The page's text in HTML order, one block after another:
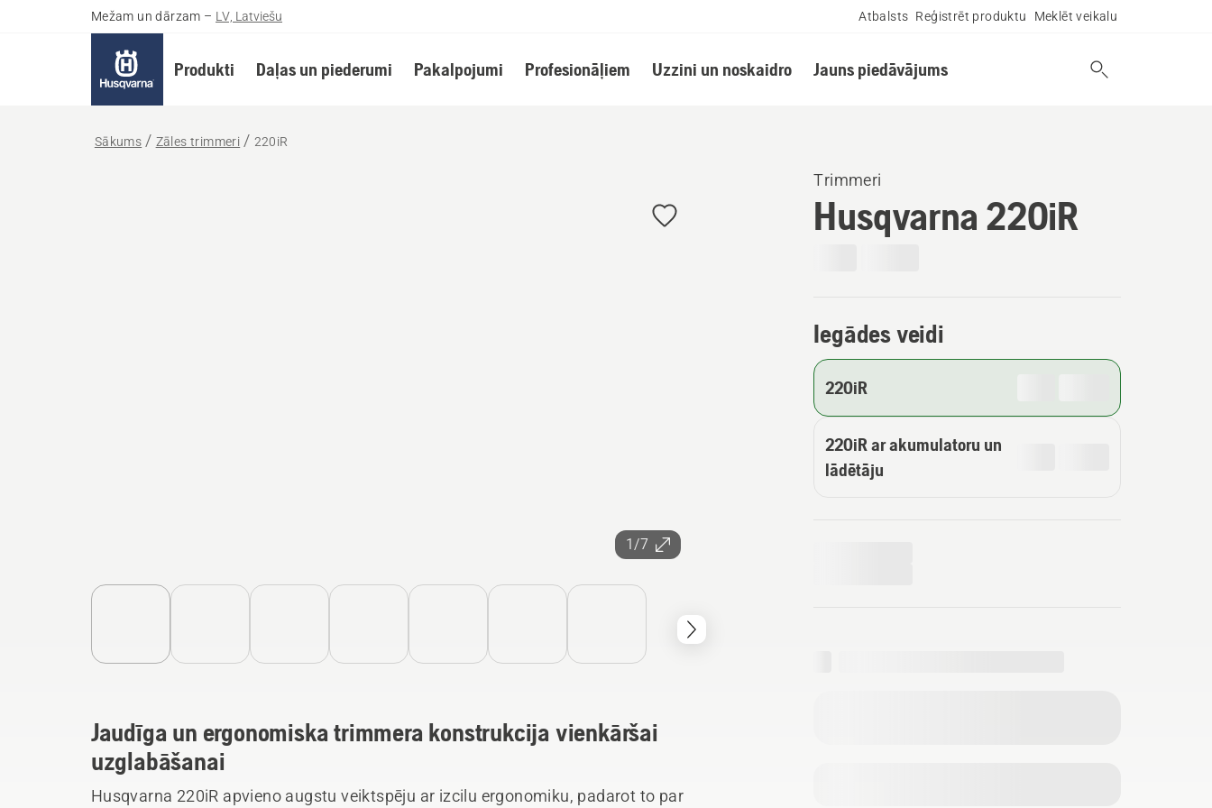
Mežam un dārzam – LV, Latviešu Atbalsts Reģistrēt produktu Meklēt veikalu
Produkti Daļas un piederumi Pakalpojumi Profesionāļiem Uzzini un noskaidro Jauns piedāvājums
Sākums Zāles trimmeri 220iR
1/7
Trimmeri
Husqvarna 220iR
Iegādes veidi
220iR
220iR ar akumulatoru un
lādētāju
Jaudīga un ergonomiska trimmera konstrukcija vienkāršai
uzglabāšanai
Husqvarna 220iR apvieno augstu veiktspēju ar izcilu ergonomiku, padarot to par